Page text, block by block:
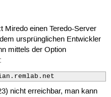
Miredo einen Teredo-Server
ursprünglichen Entwickler
mittels der Option
nicht erreichbar, man kann